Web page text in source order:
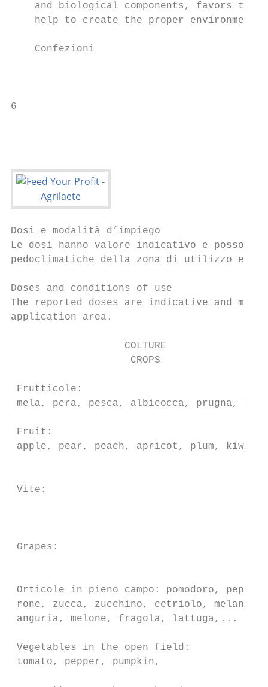
and biological components, favors the
help to create the proper environment
Confezioni
6
Dosi e modalità d’impiego
Le dosi hanno valore indicativo e
pedoclimatiche della zona di
Doses and conditions of use
The reported doses are indicative and
application area.
COLTURE
CROPS
Frutticole:
mela, pera, pesca, albicocca, prugna,
Fruit:
apple, pear, peach, apricot, plum, kiwi
Vite:
Grapes:
Orticole in pieno campo:
rone, zucca, zucchino, cetriolo,
anguria, melone, fragola, lattuga,...
Vegetables in the open field:
tomato, pepper, pumpkin,